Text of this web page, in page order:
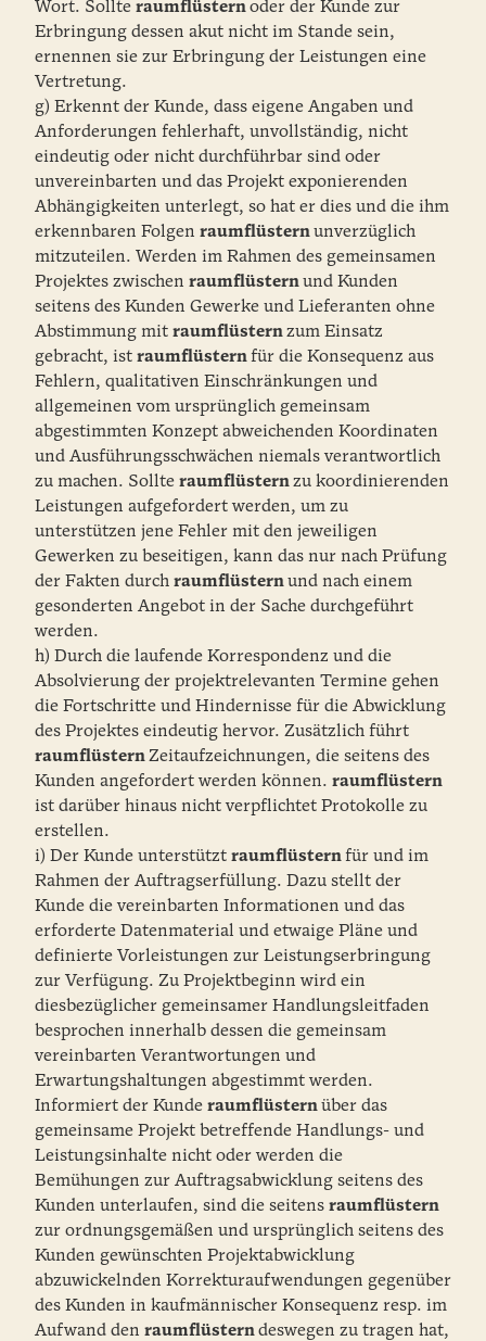
Wort. Sollte raumflüsternoder der Kunde zur
Erbringung dessen akut nicht im Stande sein,
ernennen sie zur Erbringung der Leistungen eine
Vertretung.
g) Erkennt der Kunde, dass eigene Angaben und
Anforderungen fehlerhaft, unvollständig, nicht
eindeutig oder nicht durchführbar sind oder
unvereinbarten und das Projekt exponierenden
Abhängigkeiten unterlegt, so hat er dies und die ihm
erkennbaren Folgen raumflüsternunverzüglich
mitzuteilen. Werden im Rahmen des gemeinsamen
Projektes zwischen raumflüsternund Kunden
seitens des Kunden Gewerke und Lieferanten ohne
Abstimmung mit raumflüsternzum Einsatz
gebracht, ist raumflüsternfür die Konsequenz aus
Fehlern, qualitativen Einschränkungen und
allgemeinen vom ursprünglich gemeinsam
abgestimmten Konzept abweichenden Koordinaten
und Ausführungsschwächen niemals verantwortlich
zu machen. Sollte raumflüsternzu koordinierenden
Leistungen aufgefordert werden, um zu
unterstützen jene Fehler mit den jeweiligen
Gewerken zu beseitigen, kann das nur nach Prüfung
der Fakten durch raumflüsternund nach einem
gesonderten Angebot in der Sache durchgeführt
werden.
h) Durch die laufende Korrespondenz und die
Absolvierung der projektrelevanten Termine gehen
die Fortschritte und Hindernisse für die Abwicklung
des Projektes eindeutig hervor. Zusätzlich führt
raumflüsternZeitaufzeichnungen, die seitens des
Kunden angefordert werden können. raumflüstern
ist darüber hinaus nicht verpflichtet Protokolle zu
erstellen.
i) Der Kunde unterstützt raumflüsternfür und im
Rahmen der Auftragserfüllung. Dazu stellt der
Kunde die vereinbarten Informationen und das
erforderte Datenmaterial und etwaige Pläne und
definierte Vorleistungen zur Leistungserbringung
zur Verfügung. Zu Projektbeginn wird ein
diesbezüglicher gemeinsamer Handlungsleitfaden
besprochen innerhalb dessen die gemeinsam
vereinbarten Verantwortungen und
Erwartungshaltungen abgestimmt werden.
Informiert der Kunde raumflüsternüber das
gemeinsame Projekt betreffende Handlungs- und
Leistungsinhalte nicht oder werden die
Bemühungen zur Auftragsabwicklung seitens des
Kunden unterlaufen, sind die seitens raumflüstern
zur ordnungsgemäßen und ursprünglich seitens des
Kunden gewünschten Projektabwicklung
abzuwickelnden Korrekturaufwendungen gegenüber
des Kunden in kaufmännischer Konsequenz resp. im
Aufwand den raumflüsterndeswegen zu tragen hat,